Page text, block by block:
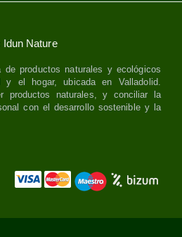
Idun Nature
de productos naturales y ecológicos
y el hogar, ubicada en Valladolid.
productos naturales, y conciliar la
con el desarrollo sostenible y la